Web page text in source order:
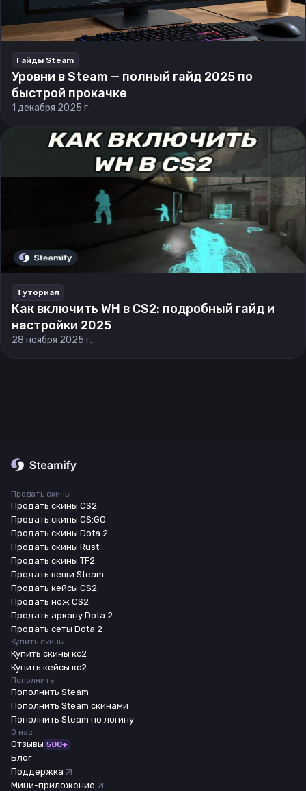
Гайды Steam
Уровни в Steam — полный гайд 2025 по
быстрой прокачке
1 декабря 2025 г.
Туториал
Как включить WH в CS2: подробный гайд и
настройки 2025
28 ноября 2025 г.
Продать скины
Продать скины CS2
Продать скины CS:GO
Продать скины Dota 2
Продать скины Rust
Продать скины TF2
Продать вещи Steam
Продать кейсы CS2
Продать нож CS2
Продать аркану Dota 2
Продать сеты Dota 2
Купить скины
Купить скины кс2
Купить кейсы кс2
Пополнить
Пополнить Steam
Пополнить Steam скинами
Пополнить Steam по логину
О нас
Отзывы 500+
Блог
Поддержка
Мини-приложение